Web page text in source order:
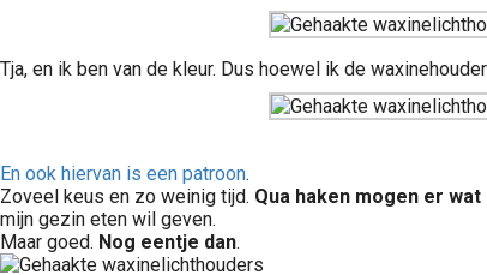
Tja, en ik ben van de kleur. Dus hoewel ik de
En ook hiervan is een patroon.
Zoveel keus en zo weinig tijd. Qua haken mogen er
mijn gezin eten wil geven.
Maar goed. Nog eentje dan.